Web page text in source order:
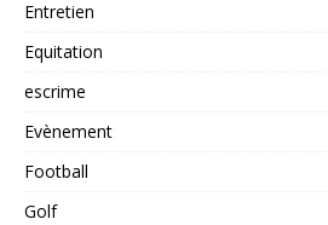
Entretien
Equitation
escrime
Evènement
Football
Golf